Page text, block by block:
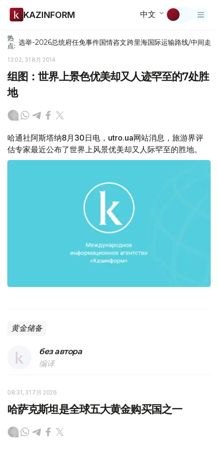
KAZINFORM 中文
热
点: 选举-2026总统府任免事件国情咨文跨里海国际运输路线/中间走廊
13:02, 31 8月 2014
组图：世界上景色优美却又人迹罕至的7处胜
地
哈通社阿斯塔纳8月30日电，utro.ua网站消息，旅游界评
估专家最近公布了世界上风景优美却又人际罕至的胜地。
黄金储备
без автора
编译
08:31, 31 7月 2026
哈萨克斯坦是全球五大黄金购买国之一